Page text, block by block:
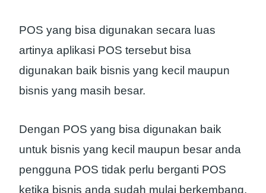
POS yang bisa digunakan secara luas
artinya aplikasi POS tersebut bisa
digunakan baik bisnis yang kecil maupun
bisnis yang masih besar.
Dengan POS yang bisa digunakan baik
untuk bisnis yang kecil maupun besar anda
pengguna POS tidak perlu berganti POS
ketika bisnis anda sudah mulai berkembang.